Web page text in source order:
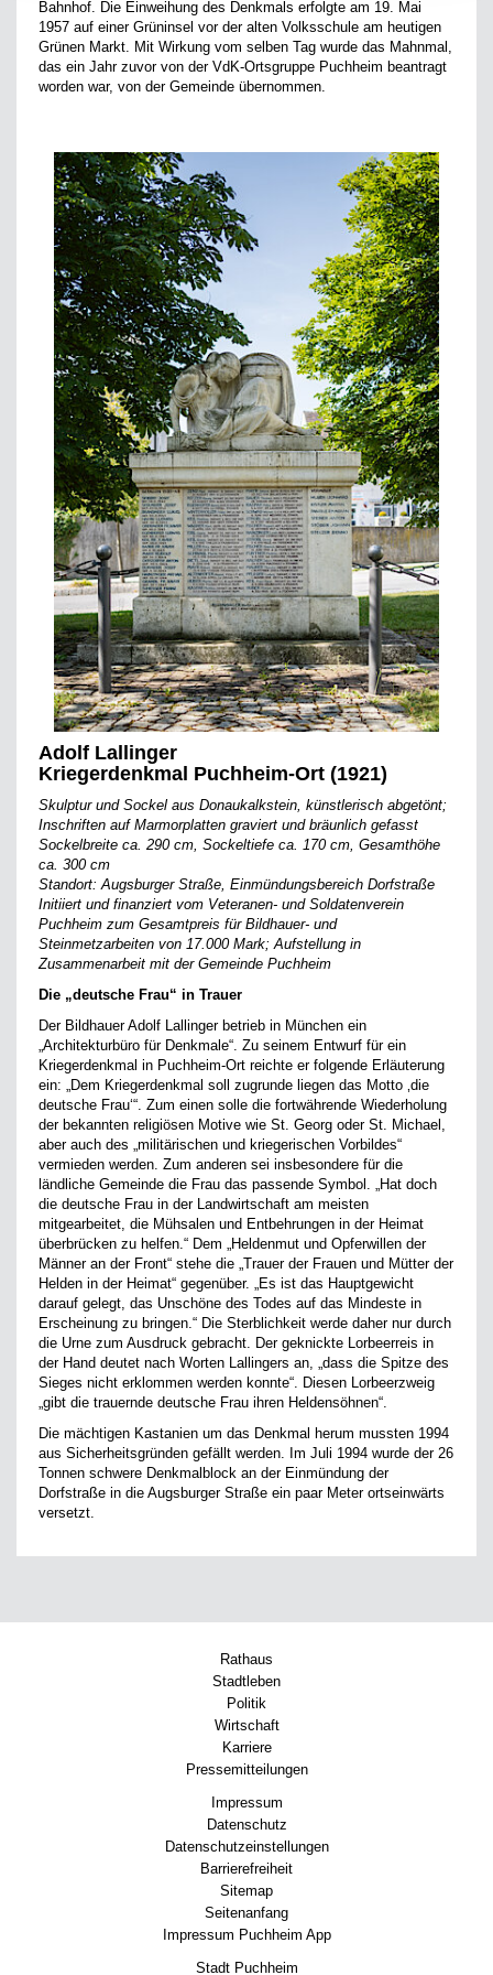
Bahnhof. Die Einweihung des Denkmals erfolgte am 19. Mai
1957 auf einer Grüninsel vor der alten Volksschule am heutigen
Grünen Markt. Mit Wirkung vom selben Tag wurde das Mahnmal,
das ein Jahr zuvor von der VdK-Ortsgruppe Puchheim beantragt
worden war, von der Gemeinde übernommen.
Adolf Lallinger
Kriegerdenkmal Puchheim-Ort (1921)
Skulptur und Sockel aus Donaukalkstein, künstlerisch abgetönt;
Inschriften auf Marmorplatten graviert und bräunlich gefasst
Sockelbreite ca. 290 cm, Sockeltiefe ca. 170 cm, Gesamthöhe
ca. 300 cm
Standort: Augsburger Straße, Einmündungsbereich Dorfstraße
Initiiert und finanziert vom Veteranen- und Soldatenverein
Puchheim zum Gesamtpreis für Bildhauer- und
Steinmetzarbeiten von 17.000 Mark; Aufstellung in
Zusammenarbeit mit der Gemeinde Puchheim
Die „deutsche Frau“ in Trauer
Der Bildhauer Adolf Lallinger betrieb in München ein
„Architekturbüro für Denkmale“. Zu seinem Entwurf für ein
Kriegerdenkmal in Puchheim-Ort reichte er folgende Erläuterung
ein: „Dem Kriegerdenkmal soll zugrunde liegen das Motto ‚die
deutsche Frau‘“. Zum einen solle die fortwährende Wiederholung
der bekannten religiösen Motive wie St. Georg oder St. Michael,
aber auch des „militärischen und kriegerischen Vorbildes“
vermieden werden. Zum anderen sei insbesondere für die
ländliche Gemeinde die Frau das passende Symbol. „Hat doch
die deutsche Frau in der Landwirtschaft am meisten
mitgearbeitet, die Mühsalen und Entbehrungen in der Heimat
überbrücken zu helfen.“ Dem „Heldenmut und Opferwillen der
Männer an der Front“ stehe die „Trauer der Frauen und Mütter der
Helden in der Heimat“ gegenüber. „Es ist das Hauptgewicht
darauf gelegt, das Unschöne des Todes auf das Mindeste in
Erscheinung zu bringen.“ Die Sterblichkeit werde daher nur durch
die Urne zum Ausdruck gebracht. Der geknickte Lorbeerreis in
der Hand deutet nach Worten Lallingers an, „dass die Spitze des
Sieges nicht erklommen werden konnte“. Diesen Lorbeerzweig
„gibt die trauernde deutsche Frau ihren Heldensöhnen“.
Die mächtigen Kastanien um das Denkmal herum mussten 1994
aus Sicherheitsgründen gefällt werden. Im Juli 1994 wurde der 26
Tonnen schwere Denkmalblock an der Einmündung der
Dorfstraße in die Augsburger Straße ein paar Meter ortseinwärts
versetzt.
Rathaus
Stadtleben
Politik
Wirtschaft
Karriere
Pressemitteilungen
Impressum
Datenschutz
Datenschutzeinstellungen
Barrierefreiheit
Sitemap
Seitenanfang
Impressum Puchheim App
Stadt Puchheim